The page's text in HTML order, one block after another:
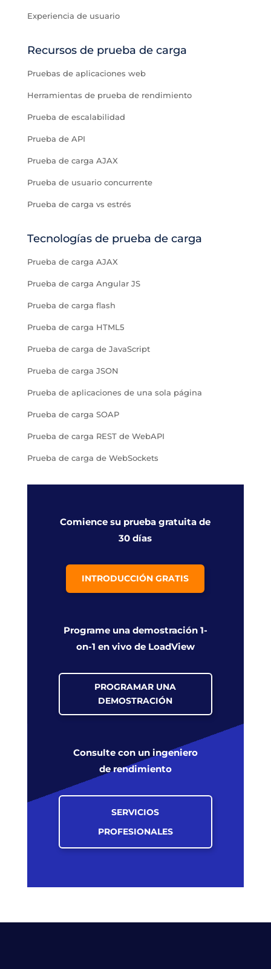
Experiencia de usuario
Recursos de prueba de carga
Pruebas de aplicaciones web
Herramientas de prueba de rendimiento
Prueba de escalabilidad
Prueba de API
Prueba de carga AJAX
Prueba de usuario concurrente
Prueba de carga vs estrés
Tecnologías de prueba de carga
Prueba de carga AJAX
Prueba de carga Angular JS
Prueba de carga flash
Prueba de carga HTML5
Prueba de carga de JavaScript
Prueba de carga JSON
Prueba de aplicaciones de una sola página
Prueba de carga SOAP
Prueba de carga REST de WebAPI
Prueba de carga de WebSockets
Comience su prueba gratuita de
30 días
INTRODUCCIÓN GRATIS
Programe una demostración 1-
on-1 en vivo de LoadView
PROGRAMAR UNA
DEMOSTRACIÓN
Consulte con un ingeniero
de rendimiento
SERVICIOS
PROFESIONALES